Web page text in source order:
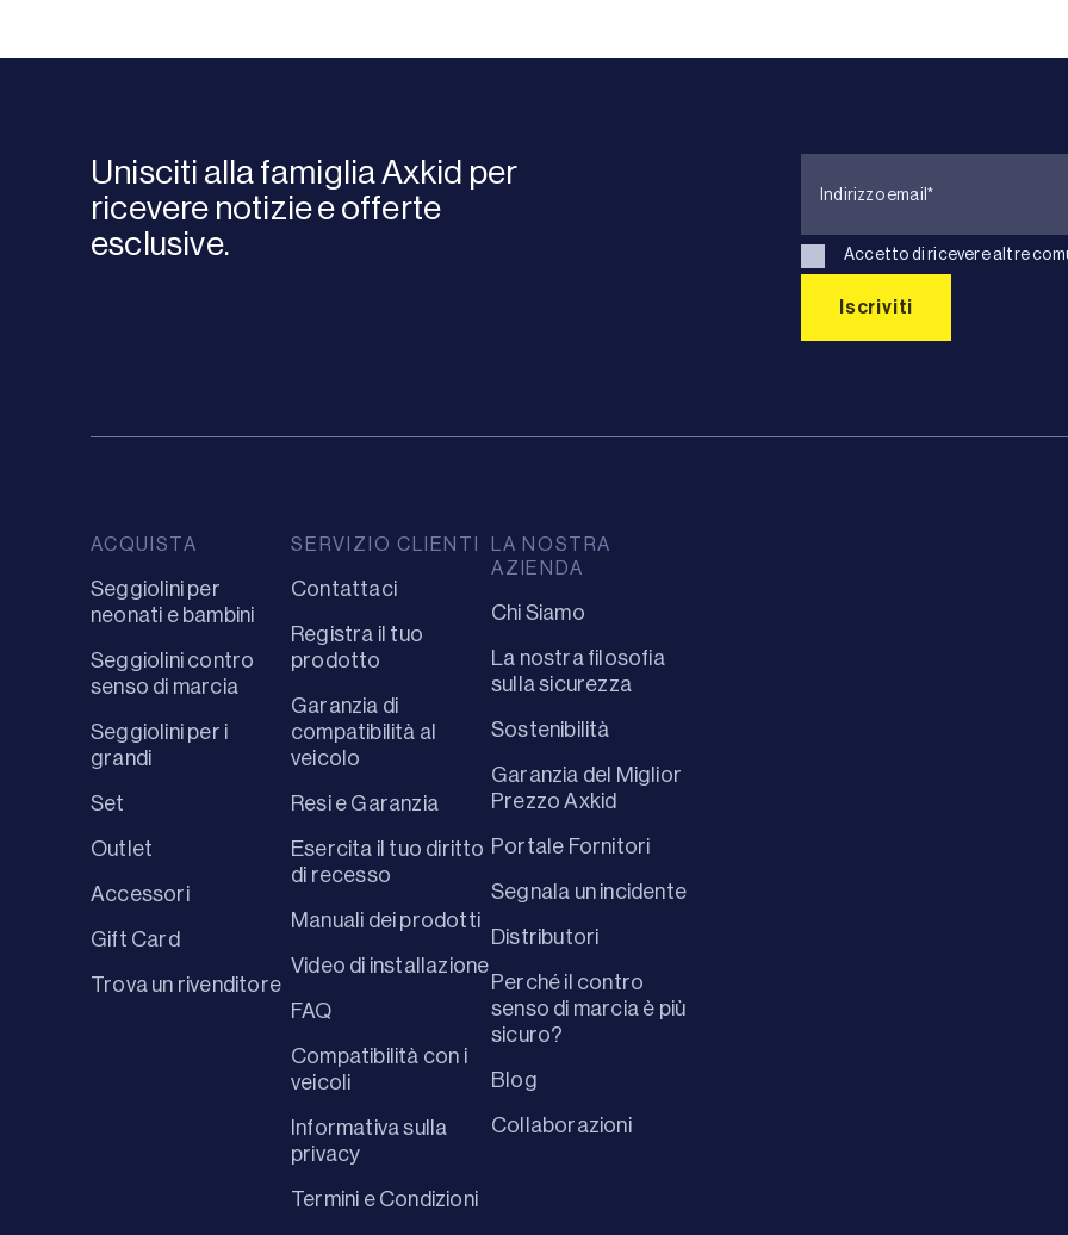
Unisciti alla famiglia Axkid per
ricevere notizie e offerte
esclusive.
Accetto di ricevere altre
ACQUISTA
Seggiolini per
neonati e bambini
Seggiolini contro
senso di marcia
Seggiolini per i
grandi
Set
Outlet
Accessori
Gift Card
Trova un rivenditore
SERVIZIO CLIENTI
Contattaci
Registra il tuo
prodotto
Garanzia di
compatibilità al
veicolo
Resi e Garanzia
Esercita il tuo diritto
di recesso
Manuali dei prodotti
Video di installazione
FAQ
Compatibilità con i
veicoli
Informativa sulla
privacy
Termini e Condizioni
LA NOSTRA
AZIENDA
Chi Siamo
La nostra filosofia
sulla sicurezza
Sostenibilità
Garanzia del Miglior
Prezzo Axkid
Portale Fornitori
Segnala un incidente
Distributori
Perché il contro
senso di marcia è più
sicuro?
Blog
Collaborazioni